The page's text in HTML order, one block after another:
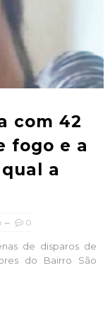
com 42
fogo e a
a
0
de disparos de
do Bairro São